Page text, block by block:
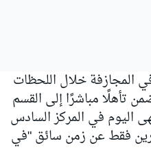
المجازفة خلال اللحظات
تأهلًا مباشرًا إلى القسم
اليوم في المركز السادس
فقط عن زمن سائق "في